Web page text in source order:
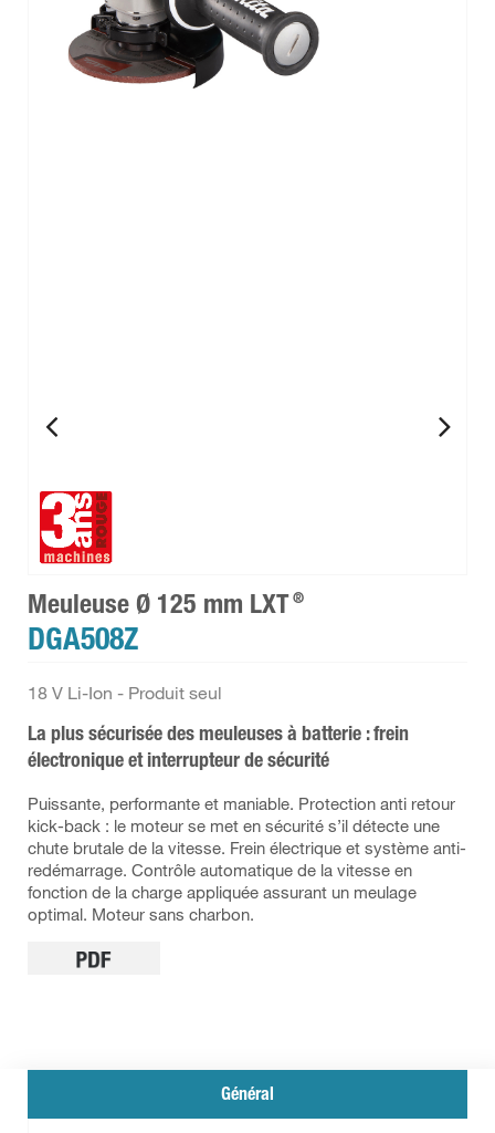
Meuleuse Ø 125 mm LXT ®
DGA508Z
18 V Li-Ion - Produit seul
La plus sécurisée des meuleuses à batterie : frein
électronique et interrupteur de sécurité
Puissante, performante et maniable. Protection anti retour
kick-back : le moteur se met en sécurité s’il détecte une
chute brutale de la vitesse. Frein électrique et système anti-
redémarrage. Contrôle automatique de la vitesse en
fonction de la charge appliquée assurant un meulage
optimal. Moteur sans charbon.
Général